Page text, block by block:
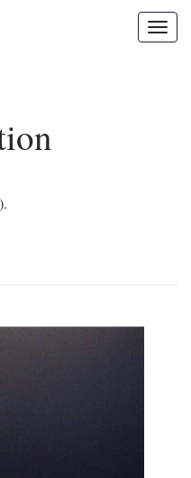
Toggle